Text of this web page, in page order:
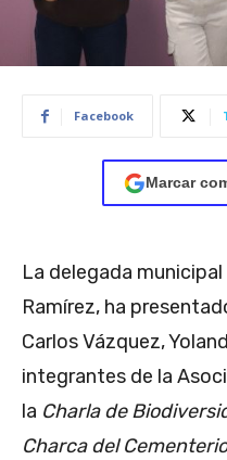
Facebook
Marcar
La delegada
Ramírez, ha
Carlos Vázquez,
integrantes de la
la Charla de
Charca del